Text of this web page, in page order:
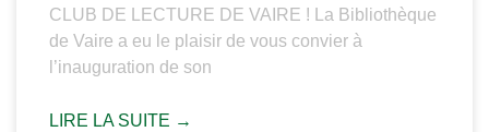
CLUB DE LECTURE DE VAIRE ! La Bibliothèque
de Vaire a eu le plaisir de vous convier à
l’inauguration de son
LIRE LA SUITE →